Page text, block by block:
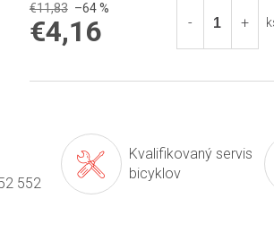
€11,83 –64 %
€4,16
552
Kvalifikovaný servis
bicyklov